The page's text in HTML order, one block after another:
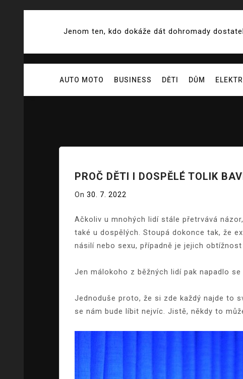
Jenom ten, kdo dokáže dát dohromady
AUTO MOTO BUSINESS DĚTI DŮM
PROČ DĚTI I DOSPĚLÉ TOLIK
On 30. 7. 2022
Ačkoliv u mnohých lidí stále přetrvává
také u dospělých. Stoupá dokonce tak, že
násilí nebo sexu, případně je jejich obtížnost
Jen málokoho z běžných lidí pak napadlo
Jednoduše proto, že si zde každý najde to
se nám bude líbit nejvíc. Jistě, někdy to